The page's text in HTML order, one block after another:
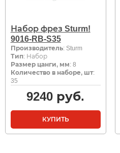
Набор фрез Sturm!
9016-RB-S35
Производитель: Sturm
Тип: Набор
Размер цанги, мм: 8
Количество в наборе, шт:
35
9240 руб.
КУПИТЬ